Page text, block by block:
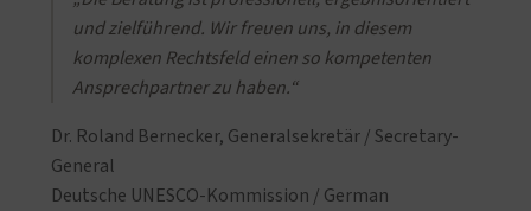
und zielführend. Wir freuen uns, in diesem
komplexen Rechtsfeld einen so kompetenten
Ansprechpartner zu haben.“
Dr. Roland Bernecker, Generalsekretär / Secretary-
General
Deutsche UNESCO-Kommission / German